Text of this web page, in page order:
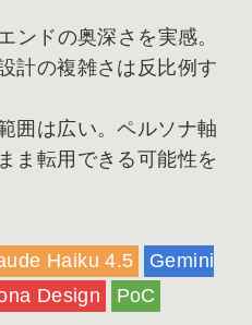
ンドの奥深さを実感。
計の複雑さは反比例す
囲は広い。ペルソナ軸
ま転用できる可能性を
Haiku 4.5
Gemini
Design PoC